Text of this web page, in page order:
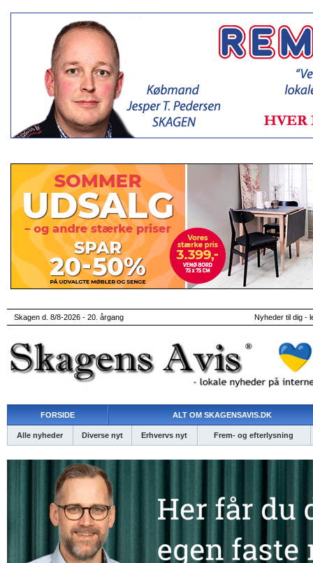
Skagen d. 8/8-2026 - 20. årgang Nyheder til dig -
FORSIDE ALT OM SKAGENSAVIS.DK
Alle nyheder Diverse nyt Erhvervs nyt Frem- og efterlysning